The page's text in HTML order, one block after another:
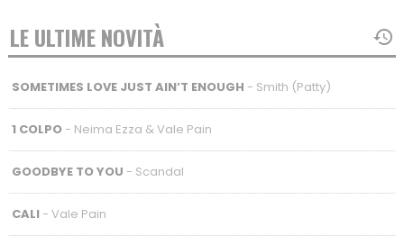
LE ULTIME NOVITÀ
SOMETIMES LOVE JUST AIN’T ENOUGH - Smith (Patty)
1 COLPO- Neima Ezza & Vale Pain
GOODBYE TO YOU - Scandal
CALI- Vale Pain